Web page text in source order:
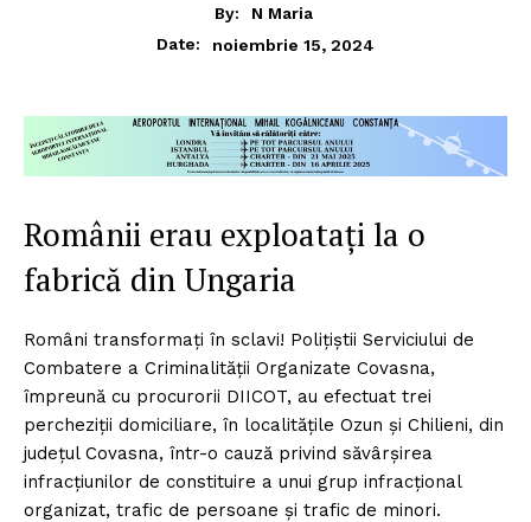
By:
N Maria
Date:
noiembrie 15, 2024
Românii erau exploatați la o
fabrică din Ungaria
Români transformați în sclavi! Polițiștii Serviciului de
Combatere a Criminalității Organizate Covasna,
împreună cu procurorii DIICOT, au efectuat trei
percheziții domiciliare, în localitățile Ozun și Chilieni, din
județul Covasna, într-o cauză privind săvârșirea
infracțiunilor de constituire a unui grup infracțional
organizat, trafic de persoane și trafic de minori.